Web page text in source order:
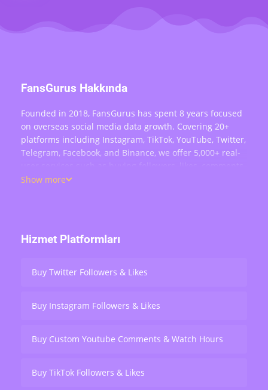
FansGurus Hakkında
Founded in 2018, FansGurus has spent 8 years focused
on overseas social media data growth. Covering 20+
platforms including Instagram, TikTok, YouTube, Twitter,
Telegram, Facebook, and Binance, we offer 5,000+ real-
views, retweets, and live stream engagement — serving
Show more
Hizmet Platformları
Buy Twitter Followers & Likes
Buy Instagram Followers & Likes
Buy Custom Youtube Comments & Watch Hours
Buy TikTok Followers & Likes